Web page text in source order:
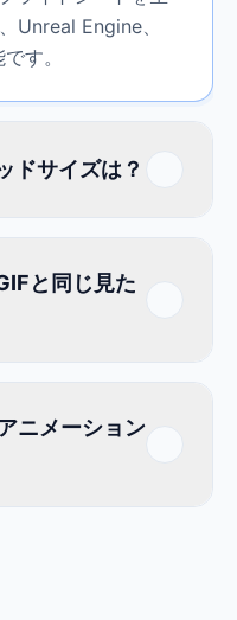
Unreal Engine、
す。
ドサイズは？
と同じ見た
ニメーション